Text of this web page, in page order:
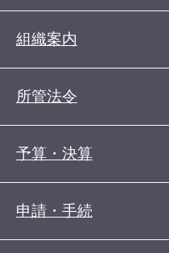
組織案内
所管法令
予算・決算
申請・手続